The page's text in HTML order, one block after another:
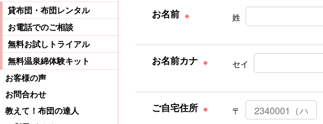
お名前 ※ 姓
お名前カナ ※ セイ
ご自宅住所 ※ 〒
貸布団・布団レンタル
お電話でのご相談
無料お試しトライアル
無料温泉綿体験キット
お客様の声
お問合わせ
教えて！布団の達人